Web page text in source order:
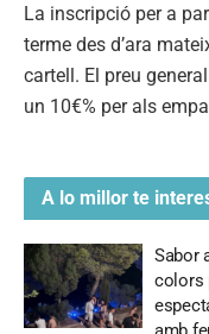
La inscripció per a
terme des d’ara
cartell. El preu
un 10€% per als
A lo millor te
Sabor
colors